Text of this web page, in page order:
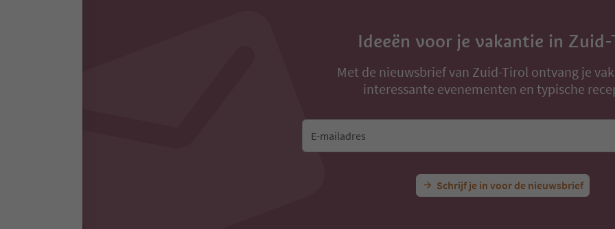
Ideeën voor je vakantie in
Met de nieuwsbrief van Zuid-Tirol ontvang je
interessante evenementen en typische
E-mailadres
Schrijf je in voor de nieuwsbrief